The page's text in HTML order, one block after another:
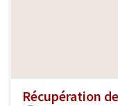
Récupération